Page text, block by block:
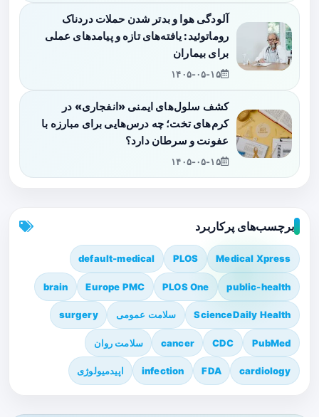
آلودگی هوا و بدتر شدن حملات دردناک
روماتوئید: یافته‌های تازه و پیامدهای عملی
برای بیماران
۱۴۰۵-۰۵-۱۵
کشف سلول‌های ایمنی «انفجاری» در
کرم‌های تخت؛ چه درس‌هایی برای مبارزه با
عفونت و سرطان دارد؟
۱۴۰۵-۰۵-۱۵
برچسب‌های پرکاربرد
Medical Xpress
PLOS
default-medical
public-health
PLOS One
Europe PMC
brain
ScienceDaily Health سلامت عمومی surgery
PubMed
CDC
cancer سلامت روان
cardiology
FDA
infection اپیدمیولوژی